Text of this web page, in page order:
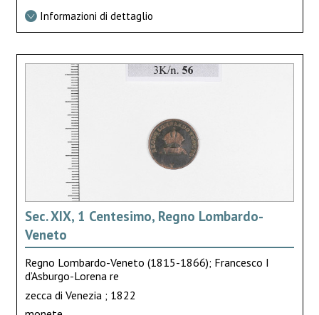
Informazioni di dettaglio
Sec. XIX, 1 Centesimo, Regno Lombardo-
Veneto
Regno Lombardo-Veneto (1815-1866); Francesco I
d’Asburgo-Lorena re
zecca di Venezia ; 1822